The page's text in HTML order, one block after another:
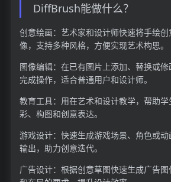
DiffBrush能做什么？
创意绘画：艺术家和设计师快速将手绘
像，支持多种风格，方便实现艺术构思。
图像编辑：在已有图片上添加、替换或
完成操作，适合普通用户和设计师。
教育工具：用在艺术和设计教学，帮助
彩、构图和创意表达。
游戏设计：快速生成游戏场景、角色或
输出，助力创意迭代。
广告设计：根据创意草图快速生成广告